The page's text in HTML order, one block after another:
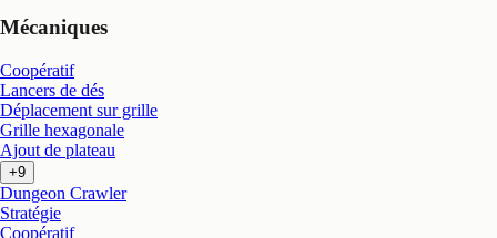
Mécaniques
Coopératif
Lancers de dés
Déplacement sur grille
Grille hexagonale
Ajout de plateau
+9
Dungeon Crawler
Stratégie
Coopératif